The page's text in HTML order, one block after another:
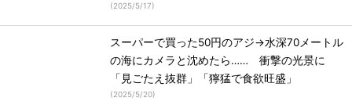
(2025/5/17)
スーパーで買った50円のアジ→水深70メートル
の海にカメラと沈めたら…… 衝撃の光景に
「見ごたえ抜群」「獰猛で食欲旺盛」
(2025/5/20)